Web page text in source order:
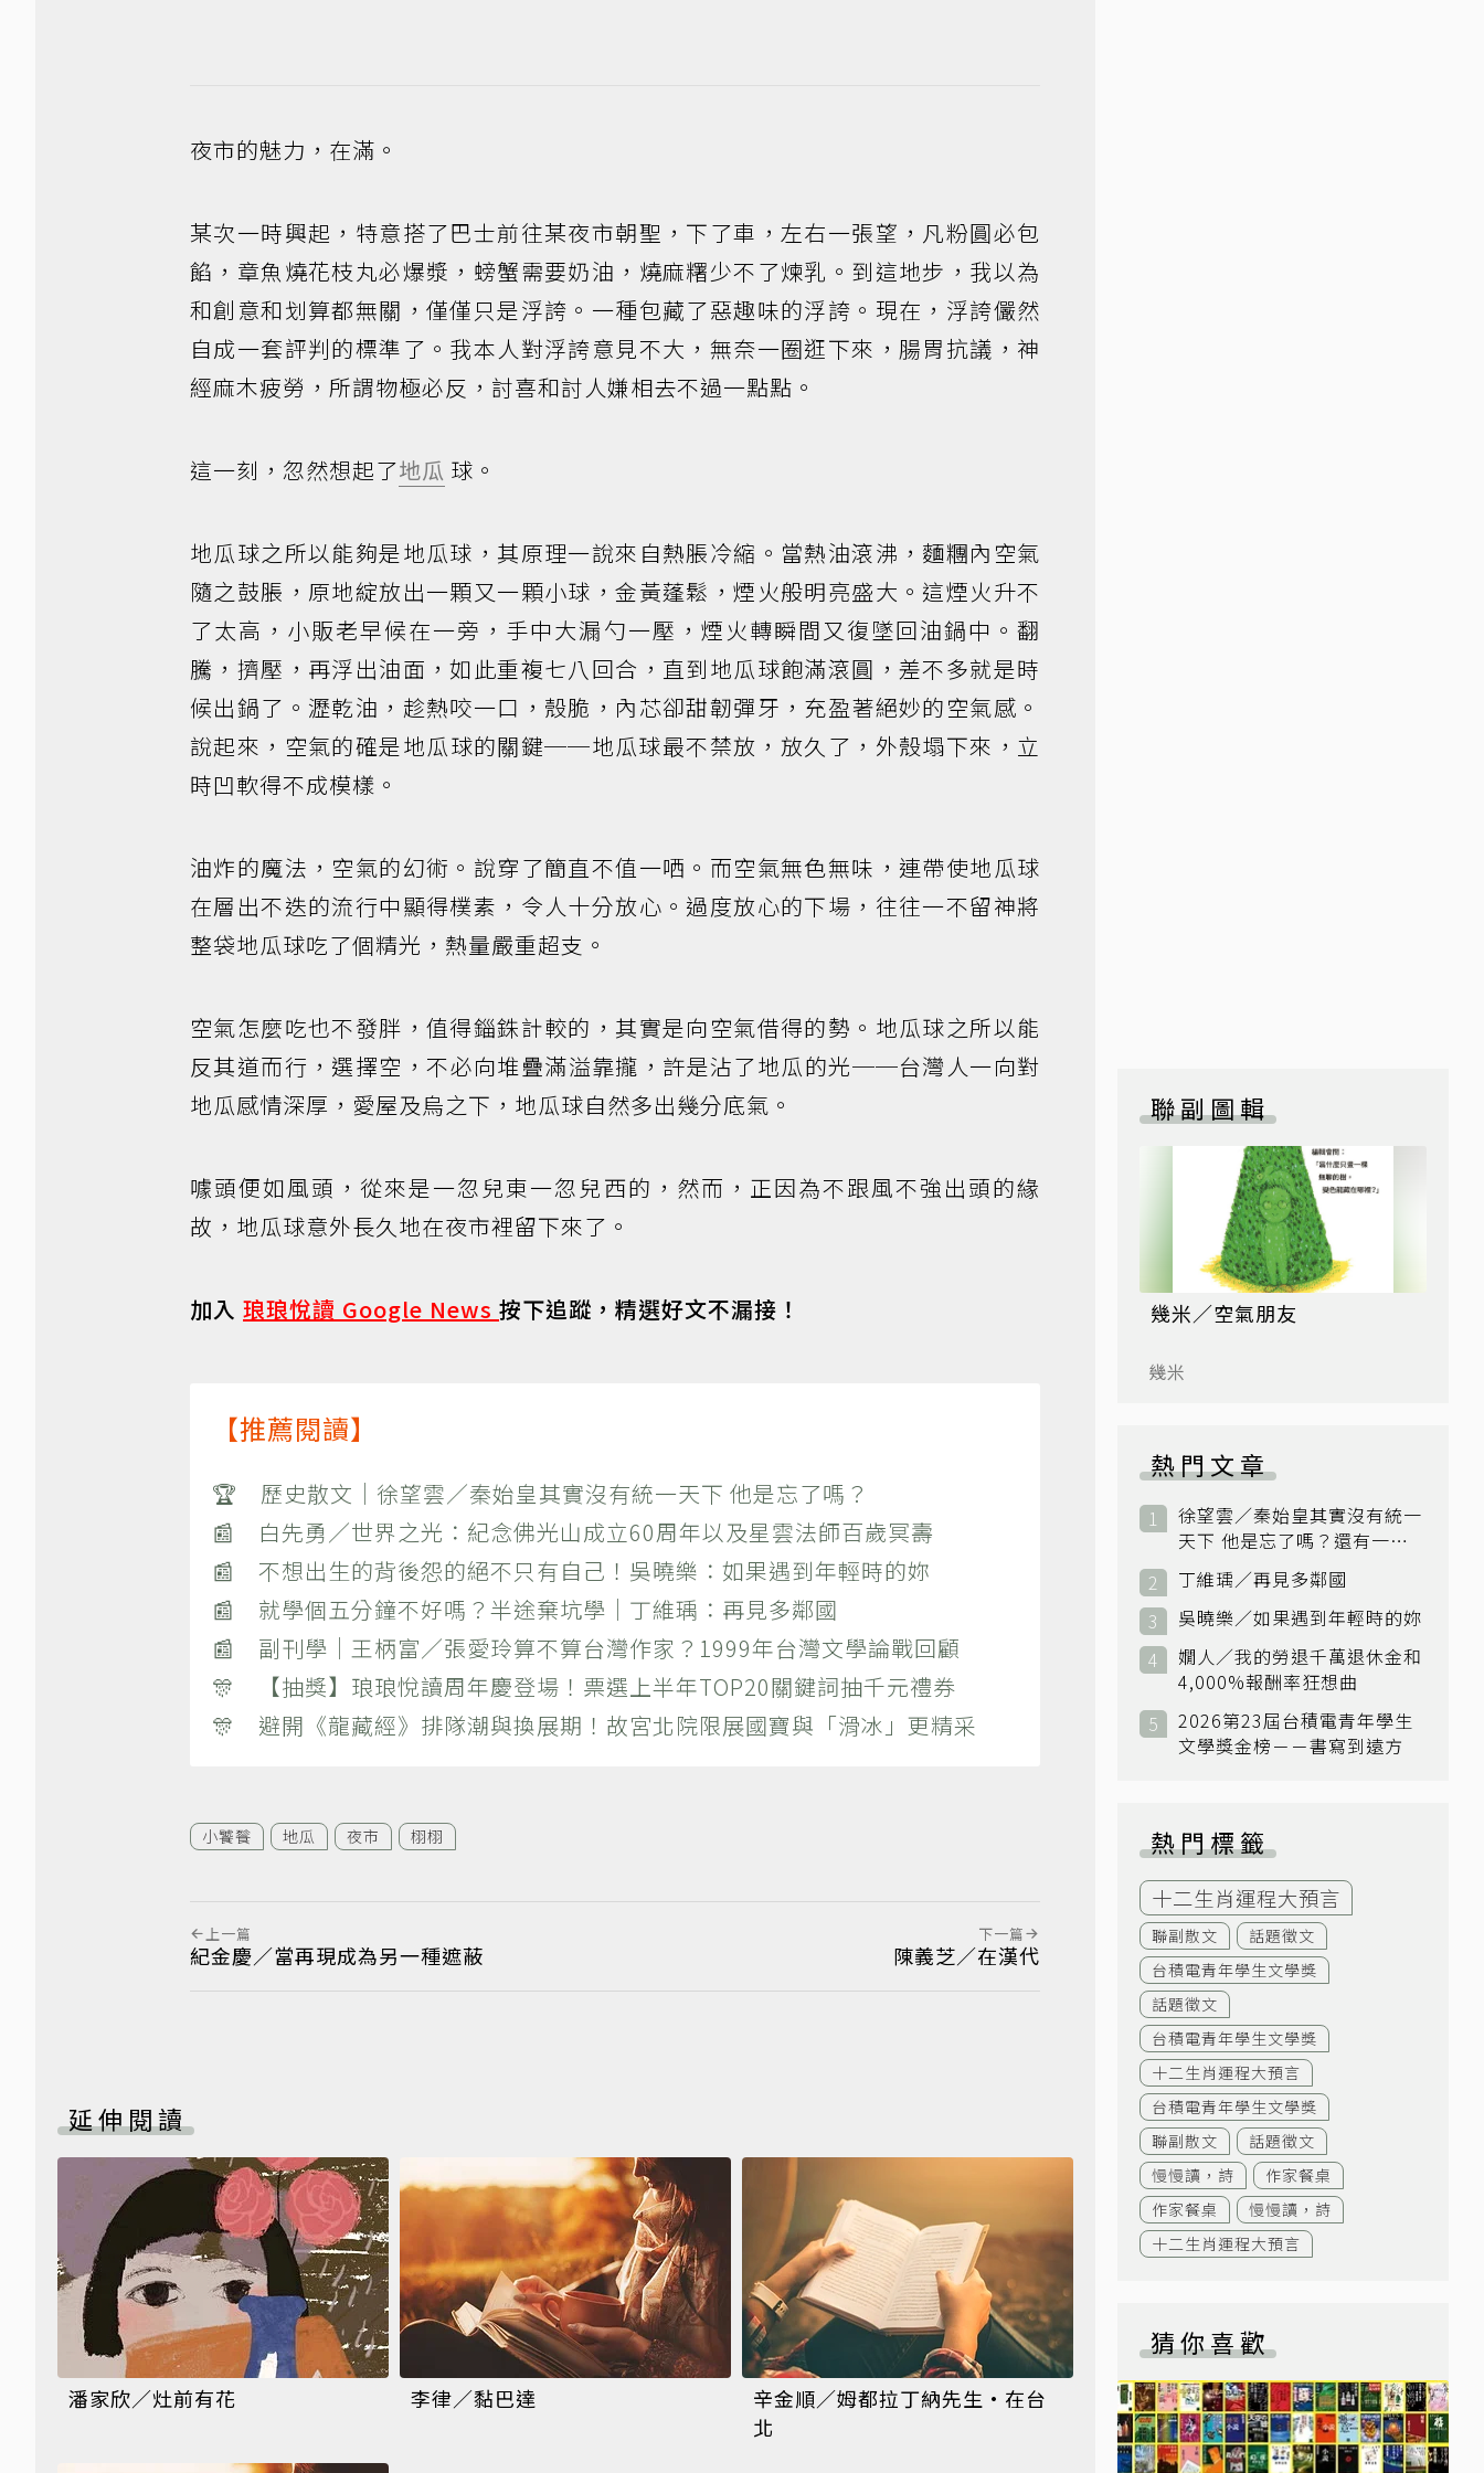
夜市的魅力，在滿。
某次一時興起，特意搭了巴士前往某夜市朝聖，下了車，左右一張望，凡粉圓必包
餡，章魚燒花枝丸必爆漿，螃蟹需要奶油，燒麻糬少不了煉乳。到這地步，我以為
和創意和划算都無關，僅僅只是浮誇。一種包藏了惡趣味的浮誇。現在，浮誇儼然
自成一套評判的標準了。我本人對浮誇意見不大，無奈一圈逛下來，腸胃抗議，神
經麻木疲勞，所謂物極必反，討喜和討人嫌相去不過一點點。
這一刻，忽然想起了地瓜 球。
地瓜球之所以能夠是地瓜球，其原理一說來自熱脹冷縮。當熱油滾沸，麵糰內空氣
隨之鼓脹，原地綻放出一顆又一顆小球，金黃蓬鬆，煙火般明亮盛大。這煙火升不
了太高，小販老早候在一旁，手中大漏勺一壓，煙火轉瞬間又復墜回油鍋中。翻
騰，擠壓，再浮出油面，如此重複七八回合，直到地瓜球飽滿滾圓，差不多就是時
候出鍋了。瀝乾油，趁熱咬一口，殼脆，內芯卻甜韌彈牙，充盈著絕妙的空氣感。
說起來，空氣的確是地瓜球的關鍵──地瓜球最不禁放，放久了，外殼塌下來，立
時凹軟得不成模樣。
油炸的魔法，空氣的幻術。說穿了簡直不值一哂。而空氣無色無味，連帶使地瓜球
在層出不迭的流行中顯得樸素，令人十分放心。過度放心的下場，往往一不留神將
整袋地瓜球吃了個精光，熱量嚴重超支。
空氣怎麼吃也不發胖，值得錙銖計較的，其實是向空氣借得的勢。地瓜球之所以能
反其道而行，選擇空，不必向堆疊滿溢靠攏，許是沾了地瓜的光──台灣人一向對
地瓜感情深厚，愛屋及烏之下，地瓜球自然多出幾分底氣。
噱頭便如風頭，從來是一忽兒東一忽兒西的，然而，正因為不跟風不強出頭的緣
故，地瓜球意外長久地在夜市裡留下來了。
加入 琅琅悅讀 Google News 按下追蹤，精選好文不漏接！
【推薦閱讀】
🏆 歷史散文｜徐望雲／秦始皇其實沒有統一天下 他是忘了嗎？
📰 白先勇／世界之光：紀念佛光山成立60周年以及星雲法師百歲冥壽
📰 不想出生的背後怨的絕不只有自己！吳曉樂：如果遇到年輕時的妳
📰 就學個五分鐘不好嗎？半途棄坑學｜丁維瑀：再見多鄰國
📰 副刊學｜王柄富／張愛玲算不算台灣作家？1999年台灣文學論戰回顧
🎊 【抽獎】琅琅悅讀周年慶登場！票選上半年TOP20關鍵詞抽千元禮券
🎊 避開《龍藏經》排隊潮與換展期！故宮北院限展國寶與「滑冰」更精采
小饕餮 地瓜 夜市 栩栩
上一篇
紀金慶／當再現成為另一種遮蔽
下一篇
陳義芝／在漢代
延伸閱讀
潘家欣／灶前有花 李律／黏巴達
辛金順／姆都拉丁納先生•在台
北
聯副圖輯
幾米／空氣朋友
幾米
熱門文章
徐望雲／秦始皇其實沒有統一
天下 他是忘了嗎？還有一個
小國：衛國
丁維瑀／再見多鄰國
吳曉樂／如果遇到年輕時的妳
嫺人／我的勞退千萬退休金和
4,000%報酬率狂想曲
2026第23屆台積電青年學生
文學獎金榜－－書寫到遠方
熱門標籤
十二生肖運程大預言
聯副散文
話題徵文
台積電青年學生文學獎
話題徵文
台積電青年學生文學獎
十二生肖運程大預言
台積電青年學生文學獎
聯副散文
話題徵文
慢慢讀，詩
作家餐桌
作家餐桌
慢慢讀，詩
十二生肖運程大預言
猜你喜歡